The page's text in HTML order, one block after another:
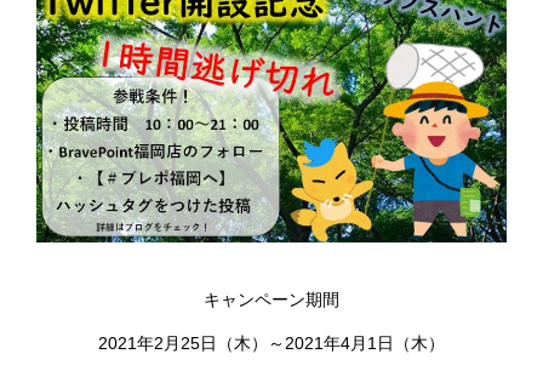
キャンペーン期間
2021年2月25日（木）～2021年4月1日（木）